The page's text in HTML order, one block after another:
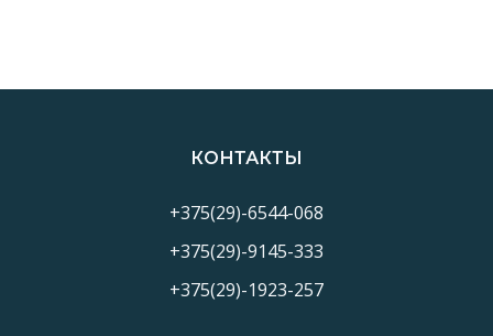
КОНТАКТЫ
+375(29)-6544-068
+375(29)-9145-333
+375(29)-1923-257